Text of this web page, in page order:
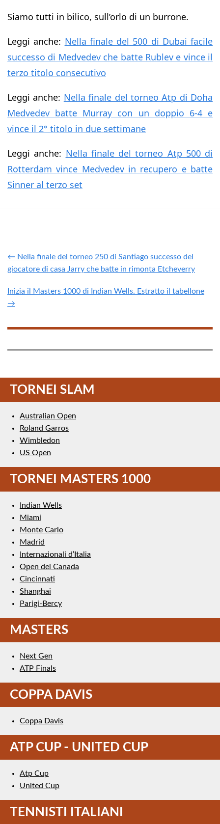
Siamo tutti in bilico, sull’orlo di un burrone.
Leggi anche: Nella finale del 500 di Dubai facile
successo di Medvedev che batte Rublev e vince il
terzo titolo consecutivo
Leggi anche: Nella finale del torneo Atp di Doha
Medvedev batte Murray con un doppio 6-4 e
vince il 2° titolo in due settimane
Leggi anche: Nella finale del torneo Atp 500 di
Rotterdam vince Medvedev in recupero e batte
Sinner al terzo set
← Nella finale del torneo 250 di Santiago successo del
giocatore di casa Jarry che batte in rimonta Etcheverry
Inizia il Masters 1000 di Indian Wells. Estratto il tabellone
→
TORNEI SLAM
Australian Open
Roland Garros
Wimbledon
US Open
TORNEI MASTERS 1000
Indian Wells
Miami
Monte Carlo
Madrid
Internazionali d’Italia
Open del Canada
Cincinnati
Shanghai
Parigi-Bercy
MASTERS
Next Gen
ATP Finals
COPPA DAVIS
Coppa Davis
ATP CUP - UNITED CUP
Atp Cup
United Cup
TENNISTI ITALIANI